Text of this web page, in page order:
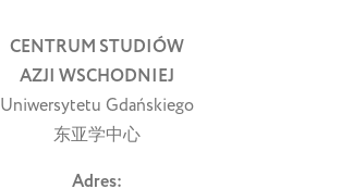
CENTRUM STUDIÓW
AZJI WSCHODNIEJ
Uniwersytetu Gdańskiego
东亚学中心
Adres: